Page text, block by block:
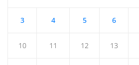
3 4 5 6
10 11 12 13